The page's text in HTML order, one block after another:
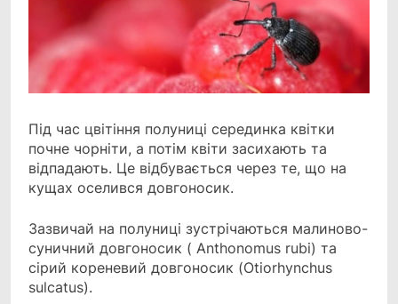
Під час цвітіння полуниці серединка квітки
почне чорніти, а потім квіти засихають та
відпадають. Це відбувається через те, що на
кущах оселився довгоносик.
Зазвичай на полуниці зустрічаються малиново-
суничний довгоносик ( Anthonomus rubi) та
сірий кореневий довгоносик (Otiorhynchus
sulcatus).